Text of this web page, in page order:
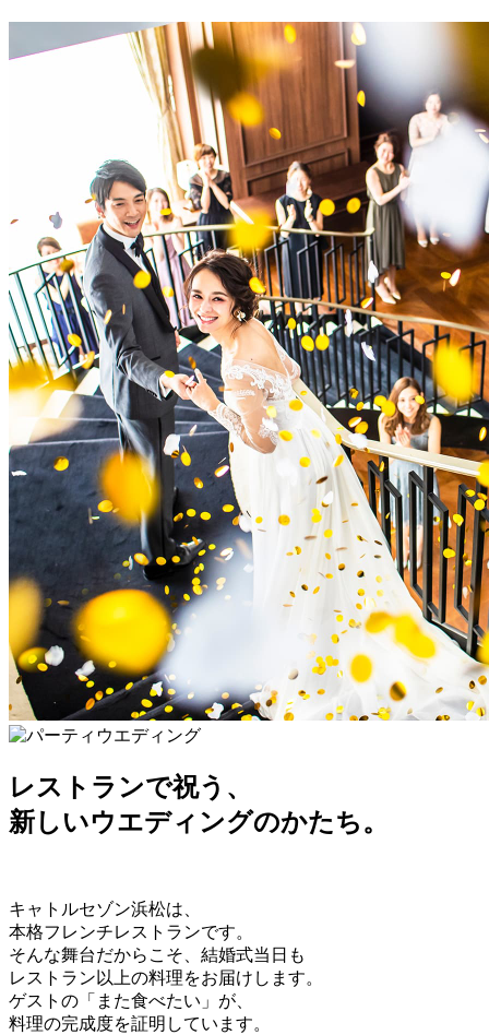
レストランで祝う、
新しいウエディングのかたち。
キャトルセゾン浜松は、
本格フレンチレストランです。
そんな舞台だからこそ、結婚式当日も
レストラン以上の料理をお届けします。
ゲストの「また食べたい」が、
料理の完成度を証明しています。